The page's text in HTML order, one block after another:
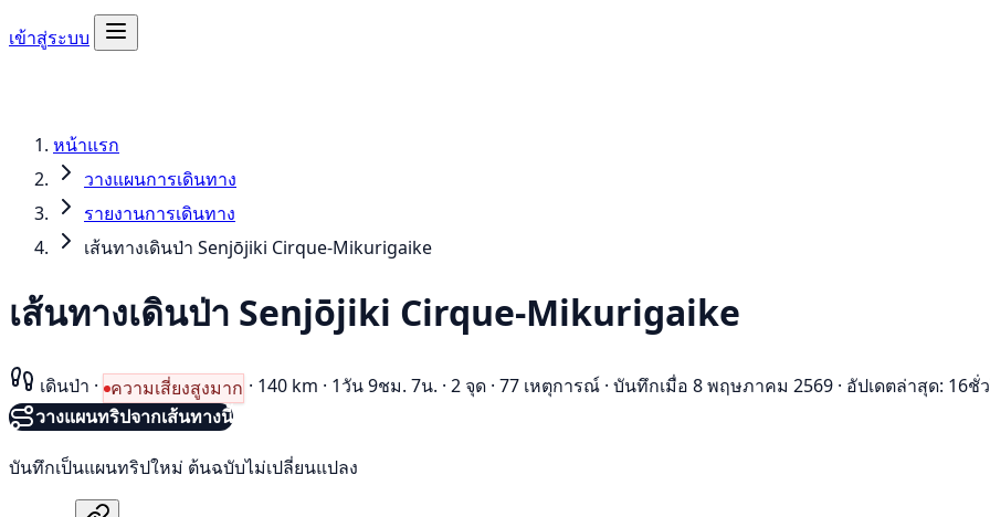
เข้าสู่ระบบ
หน้าแรก
วางแผนการเดินทาง
รายงานการเดินทาง
เส้นทางเดินป่า Senjōjiki Cirque-Mikurigaike
เส้นทางเดินป่า Senjōjiki Cirque-Mikurigaike
เดินป่า · ความเสี่ยงสูงมาก · 140 km · 1วัน 9ชม. 7น. · 2 จุด · 77 เหตุการณ์ · บันทึกเมื่อ 8 พฤษภาคม 2569 · อัปเดตล่าสุด: 16ชั่
วางแผนทริปจากเส้นทางนี้
บันทึกเป็นแผนทริปใหม่ ต้นฉบับไม่เปลี่ยนแปลง